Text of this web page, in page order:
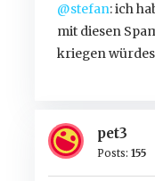
@stefan: ich
mit diesen
kriegen
pet3
Posts: 155